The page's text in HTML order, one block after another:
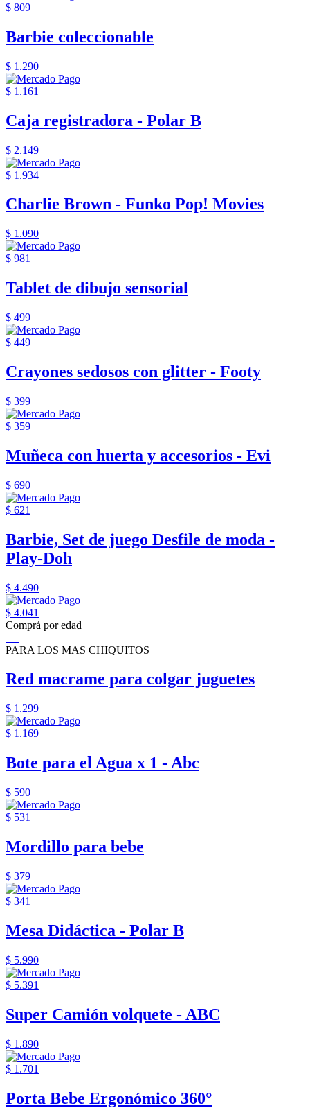
$ 809
Barbie coleccionable
$ 1.290
$ 1.161
Caja registradora - Polar B
$ 2.149
$ 1.934
Charlie Brown - Funko Pop! Movies
$ 1.090
$ 981
Tablet de dibujo sensorial
$ 499
$ 449
Crayones sedosos con glitter - Footy
$ 399
$ 359
Muñeca con huerta y accesorios - Evi
$ 690
$ 621
Barbie, Set de juego Desfile de moda -
Play-Doh
$ 4.490
$ 4.041
Comprá por edad
PARA LOS MAS CHIQUITOS
Red macrame para colgar juguetes
$ 1.299
$ 1.169
Bote para el Agua x 1 - Abc
$ 590
$ 531
Mordillo para bebe
$ 379
$ 341
Mesa Didáctica - Polar B
$ 5.990
$ 5.391
Super Camión volquete - ABC
$ 1.890
$ 1.701
Porta Bebe Ergonómico 360°